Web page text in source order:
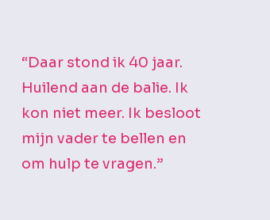
“Daar stond ik 40 jaar.
Huilend aan de balie. Ik
kon niet meer. Ik besloot
mijn vader te bellen en
om hulp te vragen.”